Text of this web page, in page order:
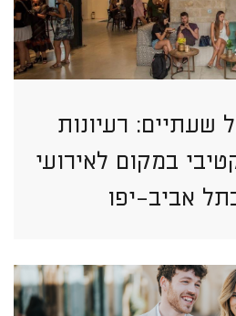
שעתיים: רעיונות
במקום לאירועי
אביב-יפו